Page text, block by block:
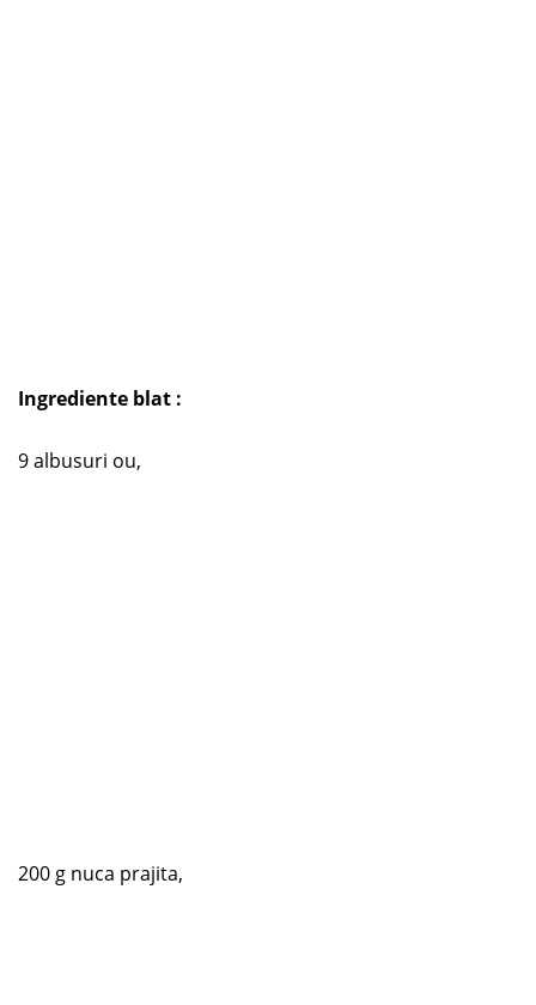
Ingrediente blat :
9 albusuri ou,
200 g nuca prajita,